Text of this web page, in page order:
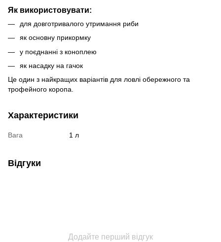
Як використовувати:
для довготривалого утримання риби
як основну прикормку
у поєднанні з коноплею
як насадку на гачок
Це один з найкращих варіантів для ловлі обережного та
трофейного коропа.
Характеристики
Вага 1 л
Відгуки
Додайте перший відгук